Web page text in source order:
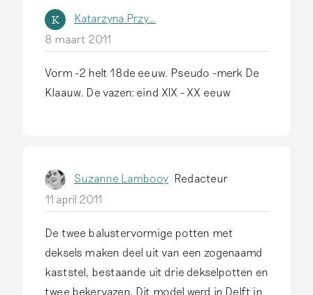
K
Katarzyna Przy…
8 maart 2011
Vorm -2 helt 18de eeuw. Pseudo -merk De
Klaauw. De vazen: eind XIX - XX eeuw
Suzanne Lambooy Redacteur
11 april 2011
De twee balustervormige potten met
deksels maken deel uit van een zogenaamd
kaststel, bestaande uit drie dekselpotten en
twee bekervazen. Dit model werd in Delft in